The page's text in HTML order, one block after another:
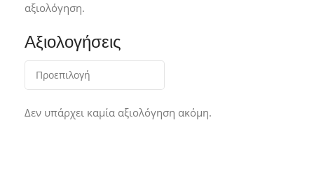
Αξιολογήσεις
Δεν υπάρχει καμία αξιολόγηση ακόμη.
αξιολόγηση.